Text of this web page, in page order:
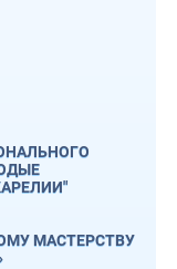
МАСТЕРСТВУ